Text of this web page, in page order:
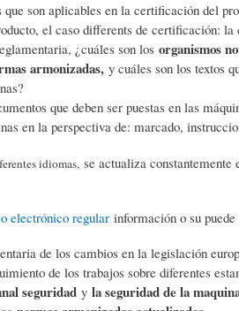
que son aplicables en la certificación del
el caso differents de certificación:
¿cuáles son losorganismos
armonizadas, y cuáles son los textos
que deben ser puestas en las
en la perspectiva de: marcado,
idiomas, se actualiza
electrónico regular información o su
de los cambios en la legislación
de los trabajos sobre diferentes
seguridad yla seguridad de la